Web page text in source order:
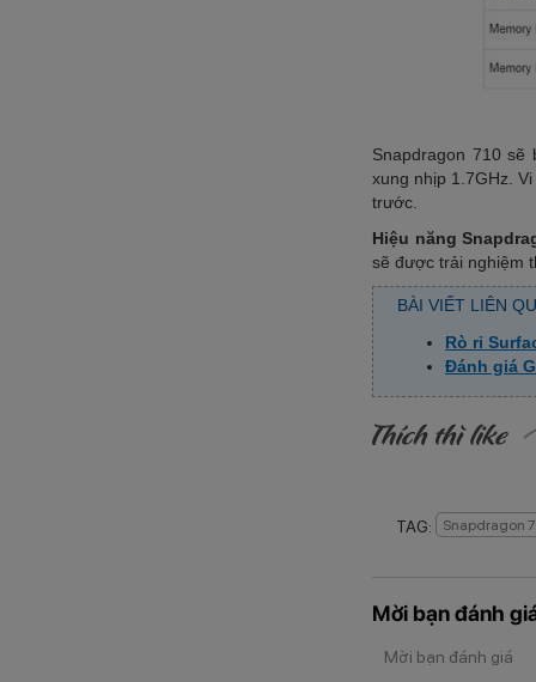
Snapdragon 710 sẽ
xung nhịp 1.7GHz.
trước.
Hiệu năng
sẽ được trải nghiệm
BÀI VIẾT LIÊN
Rò rỉ
Đánh giá
TAG: Snapdragon
Mời bạn đánh
Mời bạn đánh giá